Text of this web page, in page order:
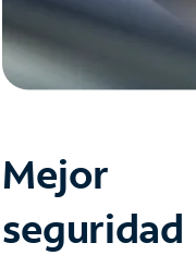
Mejor
seguridad